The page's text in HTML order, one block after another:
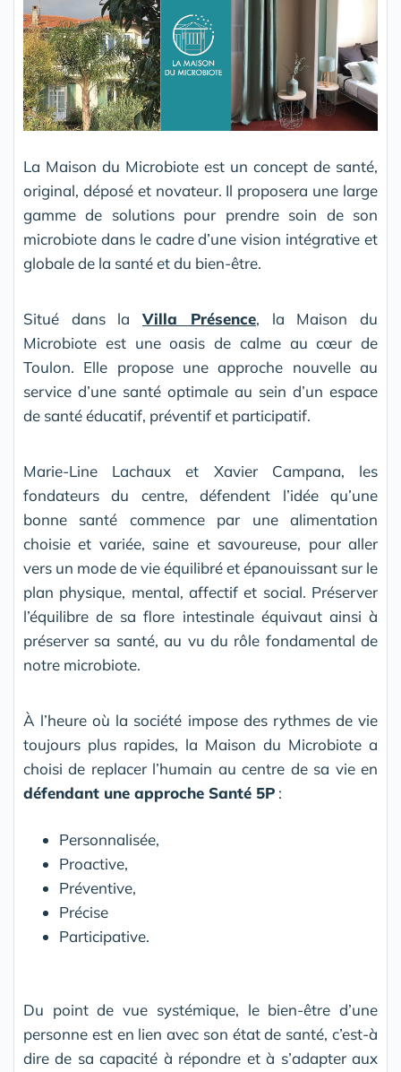
La Maison du Microbiote est un concept de santé,
original, déposé et novateur. Il proposera une large
gamme de solutions pour prendre soin de son
microbiote dans le cadre d’une vision intégrative et
globale de la santé et du bien-être.
Situé dans laVilla Présence, la Maison du
Microbiote est une oasis de calme au cœur de
Toulon. Elle propose une approche nouvelle au
service d’une santé optimale au sein d’un espace
de santé éducatif, préventif et participatif.
Marie-Line Lachaux et Xavier Campana, les
fondateurs du centre, défendent l’idée qu’une
bonne santé commence par une alimentation
choisie et variée, saine et savoureuse, pour aller
vers un mode de vie équilibré et épanouissant sur le
plan physique, mental, affectif et social. Préserver
l’équilibre de sa flore intestinale équivaut ainsi à
préserver sa santé, au vu du rôle fondamental de
notre microbiote.
À l’heure où la société impose des rythmes de vie
toujours plus rapides, la Maison du Microbiote a
choisi de replacer l’humain au centre de sa vie en
défendant une approche Santé 5P :
Personnalisée,
Proactive,
Préventive,
Précise
Participative.
Du point de vue systémique, le bien-être d’une
personne est en lien avec son état de santé, c’est-à
dire de sa capacité à répondre et à s’adapter aux